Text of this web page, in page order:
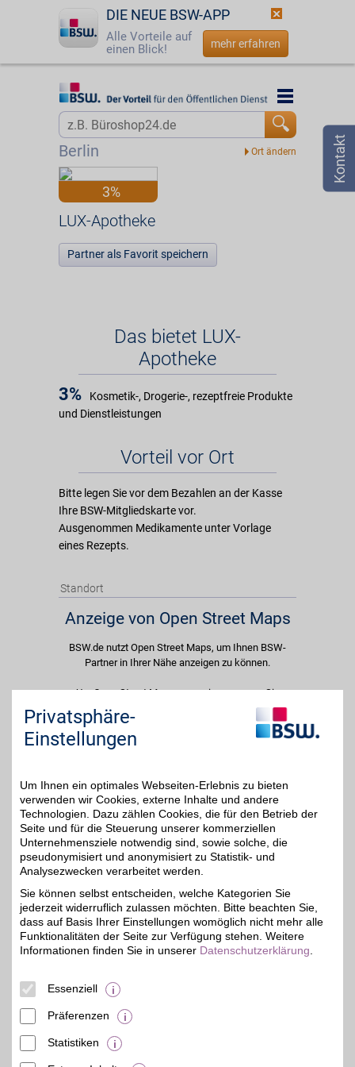
DIE NEUE BSW-APP
Alle Vorteile auf
einen Blick!
mehr erfahren
Startseite
Jetzt BSW-Mitglied werden
Login
Berlin
Startseite
Vorteilswelt
3%
LUX-Apotheke
Partner als Favorit speichern
Das bietet LUX-
Apotheke
3%
Kosmetik-, Drogerie-, rezeptfreie Produkte
und Dienstleistungen
Vorteil vor Ort
Bitte legen Sie vor dem Bezahlen an der Kasse
Ihre BSW-Mitgliedskarte vor.
Ausgenommen Medikamente unter Vorlage
eines Rezepts.
Standort
Anzeige von Open Street Maps
BSW.de nutzt Open Street Maps, um Ihnen BSW-
Partner in Ihrer Nähe anzeigen zu können.
Um Open Street Maps anzuzeigen passen Sie
bitte Ihre Cookie-Einstellungen an und erlauben
Sie "Externe Inhalte". Diese Auswahl können Sie
jederzeit über die Cookie-Einstellungen im
unteren Seitenbereich ändern.
Einstellungen anpassen
Adresse
Gohliser Str. 24
04155 Leipzig
Privatsphäre-
Einstellungen
Um Ihnen ein optimales Webseiten-Erlebnis zu bieten
verwenden wir Cookies, externe Inhalte und andere
Technologien. Dazu zählen Cookies, die für den Betrieb der
Seite und für die Steuerung unserer kommerziellen
Unternehmensziele notwendig sind, sowie solche, die
pseudonymisiert und anonymisiert zu Statistik- und
Analysezwecken verarbeitet werden.
Sie können selbst entscheiden, welche Kategorien Sie
jederzeit widerruflich zulassen möchten. Bitte beachten Sie,
dass auf Basis Ihrer Einstellungen womöglich nicht mehr alle
Funktionalitäten der Seite zur Verfügung stehen. Weitere
Informationen finden Sie in unserer Datenschutzerklärung
Essenziell
Präferenzen
Statistiken